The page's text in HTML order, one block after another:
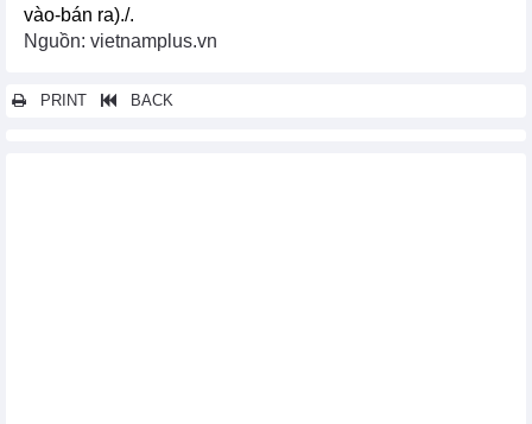
vào-bán ra)./.
Nguồn: vietnamplus.vn
PRINT BACK